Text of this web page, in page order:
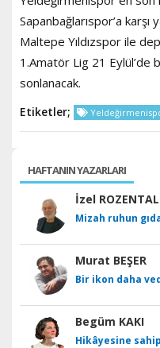
Sapanbağlarıspor’a
Maltepe Yıldızspor ile
1.Amatör Lig 21 Eylül’de
sonlanacak.
Etiketler;
HAFTANIN YAZARLARI
İzel ROZENTAL
Mizah ruhun
Murat BEŞER
Bir ikon daha
Begüm KAKI
Hikâyesine